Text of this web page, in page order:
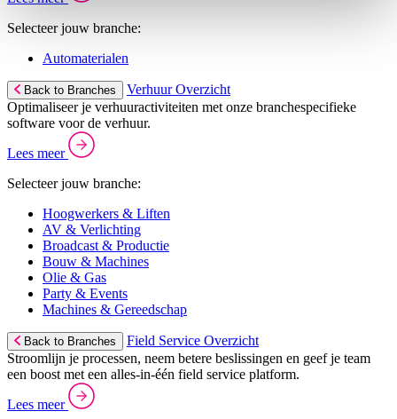
Selecteer jouw branche:
Automaterialen
Back to Branches
Verhuur Overzicht
Optimaliseer je verhuuractiviteiten met onze branchespecifieke
software voor de verhuur.
Lees meer
Selecteer jouw branche:
Hoogwerkers & Liften
AV & Verlichting
Broadcast & Productie
Bouw & Machines
Olie & Gas
Party & Events
Machines & Gereedschap
Back to Branches
Field Service Overzicht
Stroomlijn je processen, neem betere beslissingen en geef je team
een boost met een alles-in-één field service platform.
Lees meer